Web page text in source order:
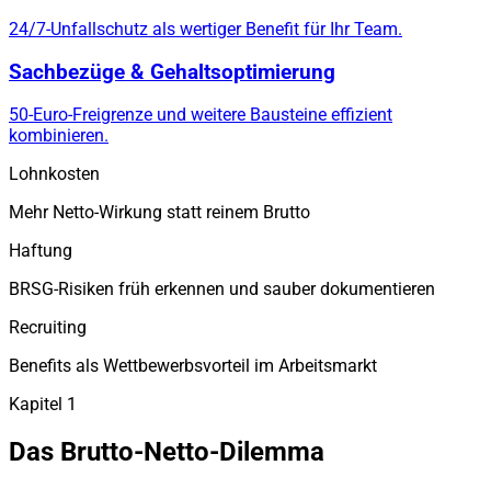
24/7-Unfallschutz als wertiger Benefit für Ihr Team.
Sachbezüge & Gehaltsoptimierung
50-Euro-Freigrenze und weitere Bausteine effizient
kombinieren.
Lohnkosten
Mehr Netto-Wirkung statt reinem Brutto
Haftung
BRSG-Risiken früh erkennen und sauber dokumentieren
Recruiting
Benefits als Wettbewerbsvorteil im Arbeitsmarkt
Kapitel 1
Das Brutto-Netto-Dilemma